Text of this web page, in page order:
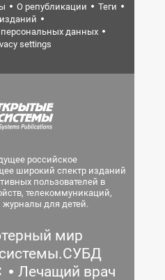
О републикации
Теги
данных
settings
российское
широкий спектр изданий
пользователей в
телекоммуникаций,
для детей.
мир
Лечащий врач